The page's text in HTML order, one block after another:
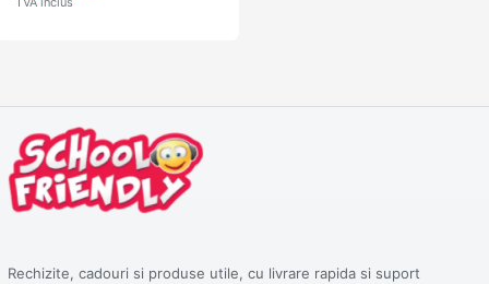
Rechizite, cadouri si produse utile, cu livrare rapida si suport